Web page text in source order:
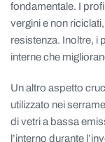
fondamentale. I
vergini e non
resistenza. Inoltre, i
interne che
Un altro aspetto
utilizzato nei
di vetri a bassa
l’interno durante